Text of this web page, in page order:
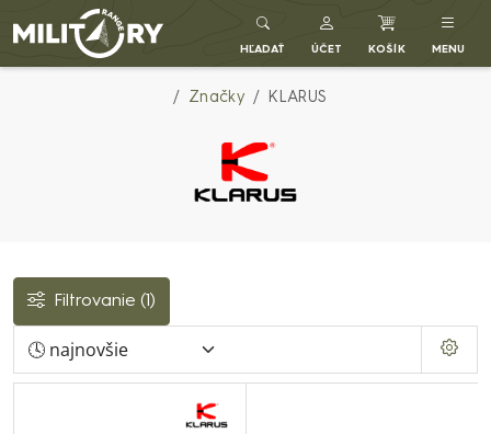
Army shop MILITARY RANGE SK
HĽADAŤ ÚČET KOŠÍK MENU
Značky KLARUS
Filtrovanie (1)